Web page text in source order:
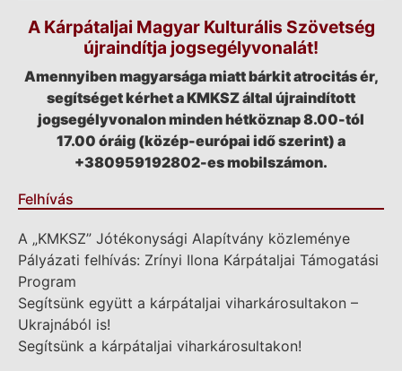
A Kárpátaljai Magyar Kulturális Szövetség
újraindítja jogsegélyvonalát!
Amennyiben magyarsága miatt bárkit atrocitás ér,
segítséget kérhet a KMKSZ által újraindított
jogsegélyvonalon minden hétköznap 8.00-tól
17.00 óráig (közép-európai idő szerint) a
+380959192802-es mobilszámon.
Felhívás
A „KMKSZ” Jótékonysági Alapítvány közleménye
Pályázati felhívás: Zrínyi Ilona Kárpátaljai Támogatási
Program
Segítsünk együtt a kárpátaljai viharkárosultakon –
Ukrajnából is!
Segítsünk a kárpátaljai viharkárosultakon!